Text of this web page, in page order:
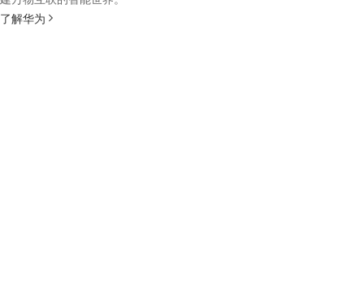
了解华为